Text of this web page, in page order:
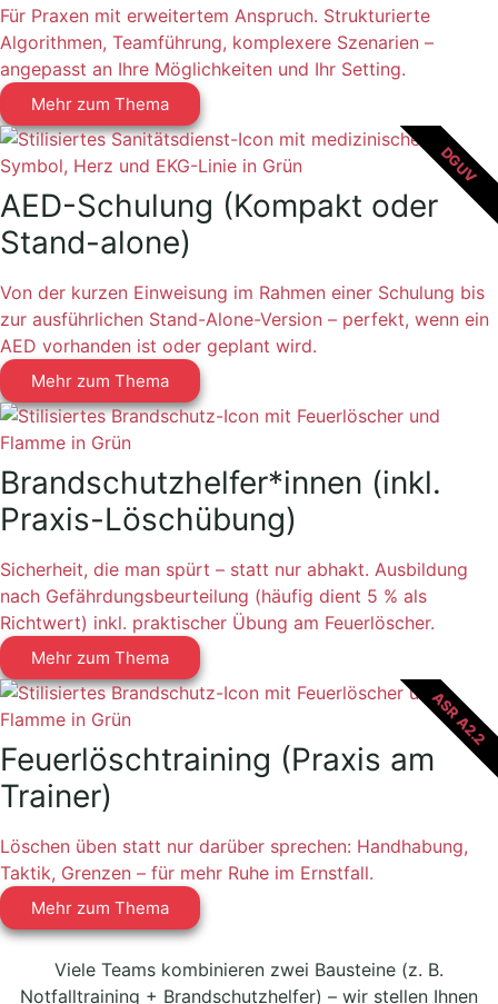
Für Praxen mit erweitertem Anspruch. Strukturierte
Algorithmen, Teamführung, komplexere Szenarien –
angepasst an Ihre Möglichkeiten und Ihr Setting.
Mehr zum Thema
DGUV
AED-Schulung (Kompakt oder
Stand-alone)
Von der kurzen Einweisung im Rahmen einer Schulung bis
zur ausführlichen Stand-Alone-Version – perfekt, wenn ein
AED vorhanden ist oder geplant wird.
Mehr zum Thema
Brandschutzhelfer*innen (inkl.
Praxis-Löschübung)
Sicherheit, die man spürt – statt nur abhakt. Ausbildung
nach Gefährdungsbeurteilung (häufig dient 5 % als
Richtwert) inkl. praktischer Übung am Feuerlöscher.
Mehr zum Thema
ASR A2.2
Feuerlöschtraining (Praxis am
Trainer)
Löschen üben statt nur darüber sprechen: Handhabung,
Taktik, Grenzen – für mehr Ruhe im Ernstfall.
Mehr zum Thema
Viele Teams kombinieren zwei Bausteine (z. B.
Notfalltraining + Brandschutzhelfer) – wir stellen Ihnen